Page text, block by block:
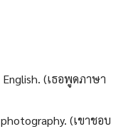
English. (เธอพูดภาษา
photography. (เขาชอบ